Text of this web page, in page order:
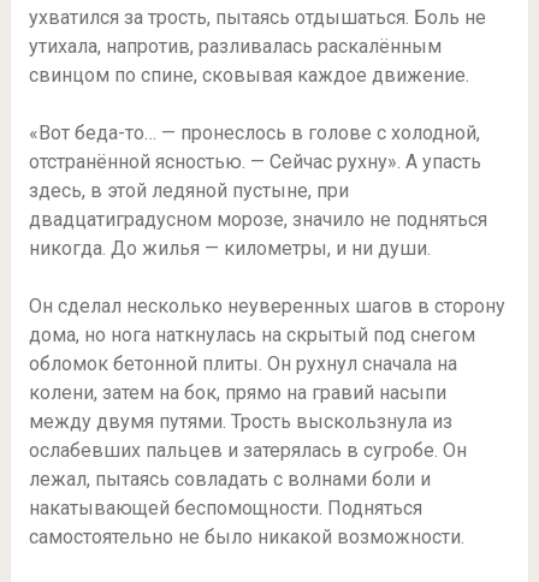
ухватился за трость, пытаясь отдышаться. Боль не
утихала, напротив, разливалась раскалённым
свинцом по спине, сковывая каждое движение.
«Вот беда-то… — пронеслось в голове с холодной,
отстранённой ясностью. — Сейчас рухну». А упасть
здесь, в этой ледяной пустыне, при
двадцатиградусном морозе, значило не подняться
никогда. До жилья — километры, и ни души.
Он сделал несколько неуверенных шагов в сторону
дома, но нога наткнулась на скрытый под снегом
обломок бетонной плиты. Он рухнул сначала на
колени, затем на бок, прямо на гравий насыпи
между двумя путями. Трость выскользнула из
ослабевших пальцев и затерялась в сугробе. Он
лежал, пытаясь совладать с волнами боли и
накатывающей беспомощности. Подняться
самостоятельно не было никакой возможности.